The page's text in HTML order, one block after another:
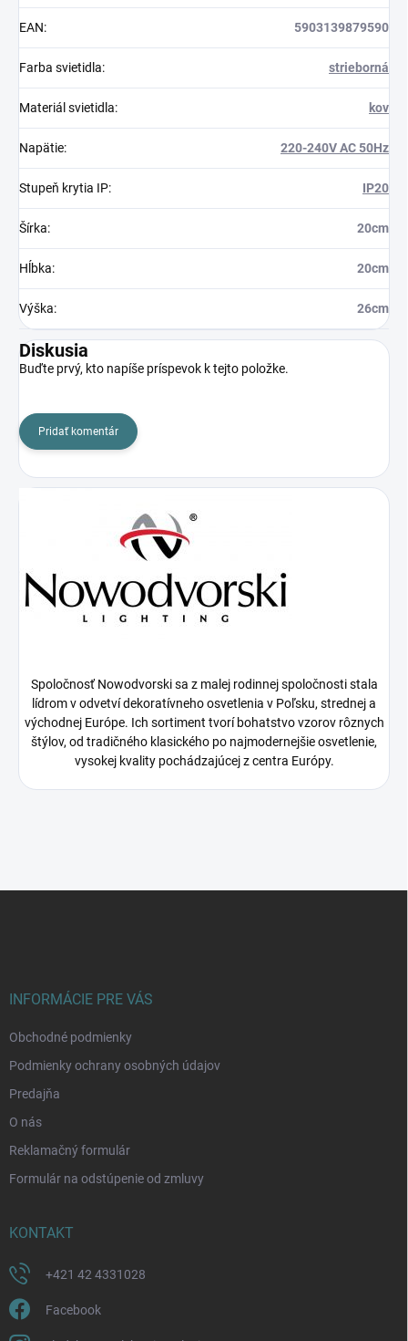
EAN: 5903139879590
Farba svietidla: strieborná
Materiál svietidla: kov
Napätie: 220-240V AC 50Hz
Stupeň krytia IP: IP20
Šírka: 20cm
Hĺbka: 20cm
Výška: 26cm
Diskusia
Buďte prvý, kto napíše príspevok k tejto položke.
Pridať komentár
Spoločnosť Nowodvorski sa z malej rodinnej spoločnosti stala
lídrom v odvetví dekoratívneho osvetlenia v Poľsku, strednej a
východnej Európe. Ich sortiment tvorí bohatstvo vzorov rôznych
štýlov, od tradičného klasického po najmodernejšie osvetlenie,
vysokej kvality pochádzajúcej z centra Európy.
INFORMÁCIE PRE VÁS
Obchodné podmienky
Podmienky ochrany osobných údajov
Predajňa
O nás
Reklamačný formulár
Formulár na odstúpenie od zmluvy
KONTAKT
+421 42 4331028
Facebook